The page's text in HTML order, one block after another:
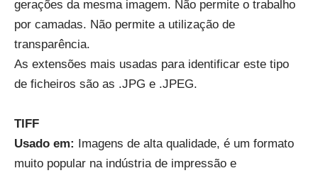
gerações da mesma imagem. Não permite o trabalho
por camadas. Não permite a utilização de
transparência.
As extensões mais usadas para identificar este tipo
de ficheiros são as .JPG e .JPEG.
TIFF
Usado em: Imagens de alta qualidade, é um formato
muito popular na indústria de impressão e